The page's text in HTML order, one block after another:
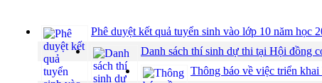
Phê duyệt kết quả tuyển sinh vào lớp 10 năm học
Danh sách thí sinh dự thi tại Hội đồng
Thông báo về việc triển